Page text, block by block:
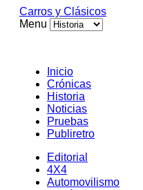
Carros y Clásicos
Menu
Inicio
Crónicas
Historia
Noticias
Pruebas
Publiretro
Editorial
4X4
Automovilismo